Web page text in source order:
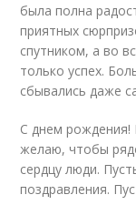
была полна
приятных
спутником, а во
только успех.
сбывались даже
С днем рождения!
желаю, чтобы
сердцу люди.
поздравления.